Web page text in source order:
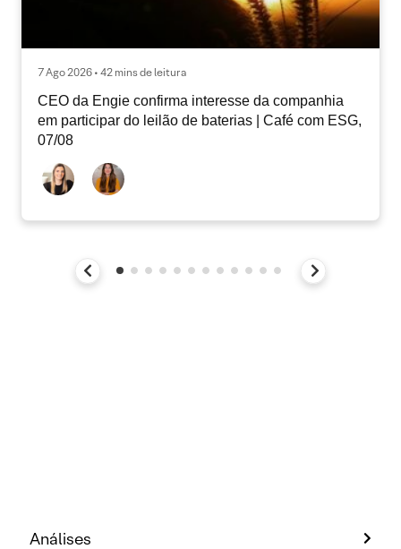
7 Ago 2026 • 42 mins de leitura
CEO da Engie confirma interesse da companhia
em participar do leilão de baterias | Café com ESG,
07/08
Análises